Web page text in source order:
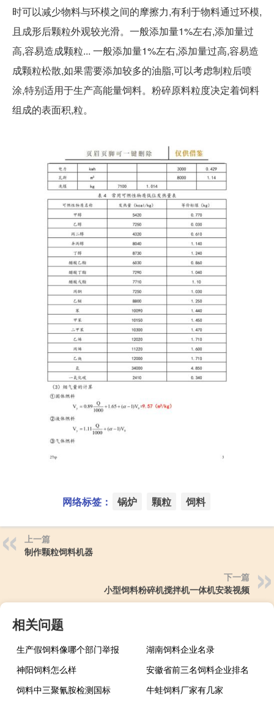
时可以减少物料与环模之间的摩擦力,有利于物料通过环模,
且成形后颗粒外观较光滑。一般添加量1%左右,添加量过
高,容易造成颗粒... 一般添加量1%左右,添加量过高,容易造
成颗粒松散,如果需要添加较多的油脂,可以考虑制粒后喷
涂,特别适用于生产高能量饲料。粉碎原料粒度决定着饲料
组成的表面积,粒。
网络标签： 锅炉 颗粒 饲料
上一篇
制作颗粒饲料机器
下一篇
小型饲料粉碎机搅拌机一体机安装视频
相关问题
生产假饲料像哪个部门举报
湖南饲料企业名录
神阳饲料怎么样
安徽省前三名饲料企业排名
饲料中三聚氰胺检测国标
牛蛙饲料厂家有几家